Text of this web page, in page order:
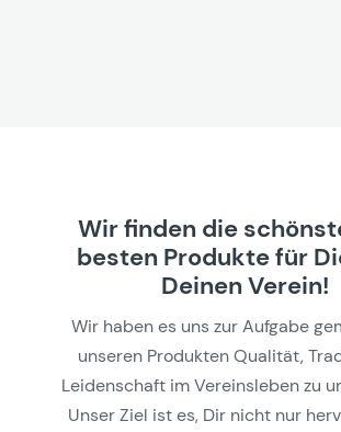
Wir finden die
besten Produkte für
Deinen Verein!
Wir haben es uns zur Aufgabe
unseren Produkten Qualität,
Leidenschaft im Vereinsleben zu
Unser Ziel ist es, Dir nicht nur